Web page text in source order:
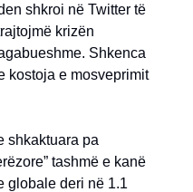
shkroi në Twitter të
krizën
Shkenca
kostoja e mosveprimit
shkaktuara pa
tashmë e kanë
globale deri në 1.1